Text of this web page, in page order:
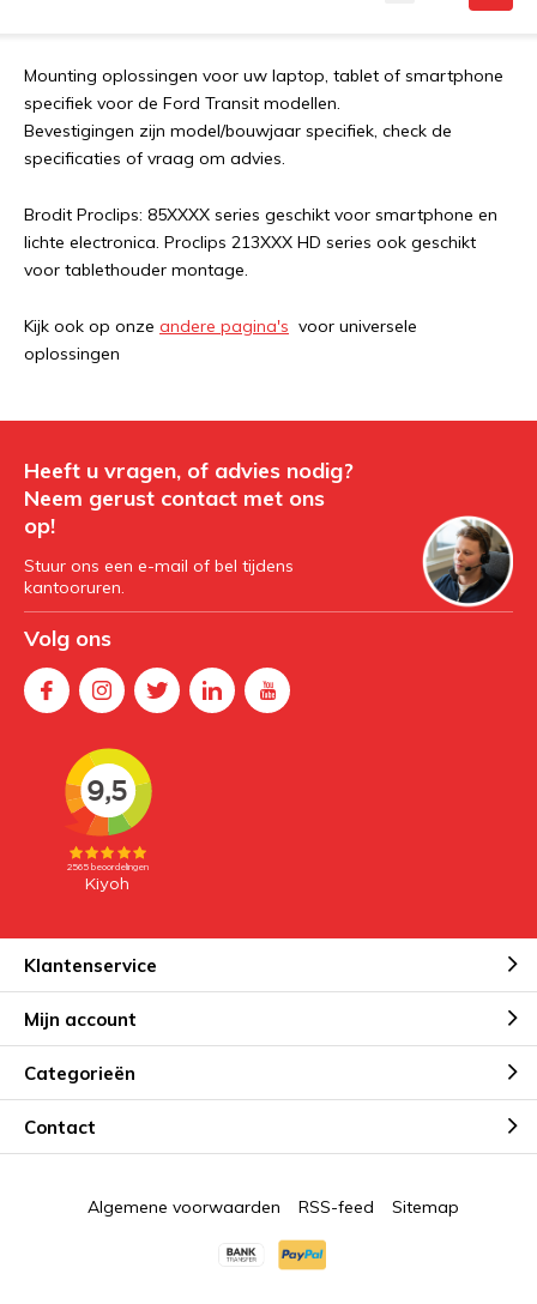
Mounting oplossingen voor uw laptop, tablet of smartphone
specifiek voor de Ford Transit modellen.
Bevestigingen zijn model/bouwjaar specifiek, check de
specificaties of vraag om advies.
Brodit Proclips: 85XXXX series geschikt voor smartphone en
lichte electronica. Proclips 213XXX HD series ook geschikt
voor tablethouder montage.
Kijk ook op onze andere pagina's voor universele
oplossingen
Heeft u vragen, of advies nodig?
Neem gerust contact met ons
op!
Stuur ons een e-mail of bel tijdens
kantooruren.
Volg ons
Klantenservice
Mijn account
Categorieën
Contact
Algemene voorwaarden RSS-feed Sitemap